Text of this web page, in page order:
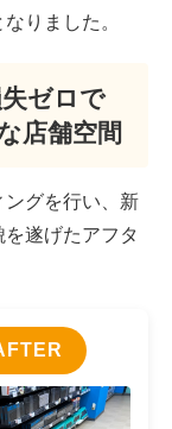
りました。
ゼロで
店舗空間
グを行い、新
遂げたアフタ